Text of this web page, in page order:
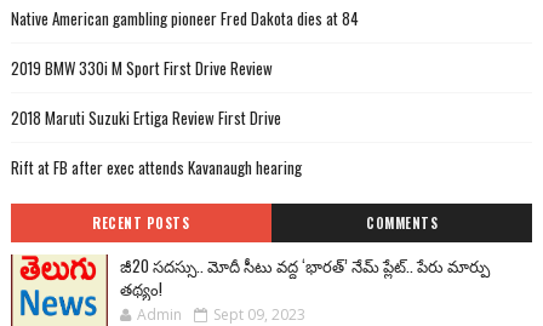
Native American gambling pioneer Fred Dakota dies at 84
2019 BMW 330i M Sport First Drive Review
2018 Maruti Suzuki Ertiga Review First Drive
Rift at FB after exec attends Kavanaugh hearing
RECENT POSTS COMMENTS
జీ20 సదస్సు.. మోదీ సీటు వద్ద ‘భారత్’ నేమ్ ప్లేట్‌.. పేరు మార్పు
తథ్యం!
Admin Sept 09, 2023